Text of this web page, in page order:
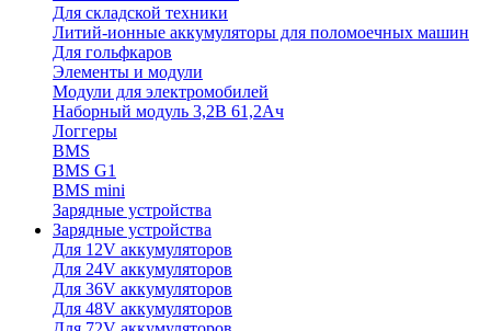
Для складской техники
Литий-ионные аккумуляторы для поломоечных машин
Для гольфкаров
Элементы и модули
Модули для электромобилей
Наборный модуль 3,2В 61,2Ач
Логгеры
BMS
BMS G1
BMS mini
Зарядные устройства
Зарядные устройства
Для 12V аккумуляторов
Для 24V аккумуляторов
Для 36V аккумуляторов
Для 48V аккумуляторов